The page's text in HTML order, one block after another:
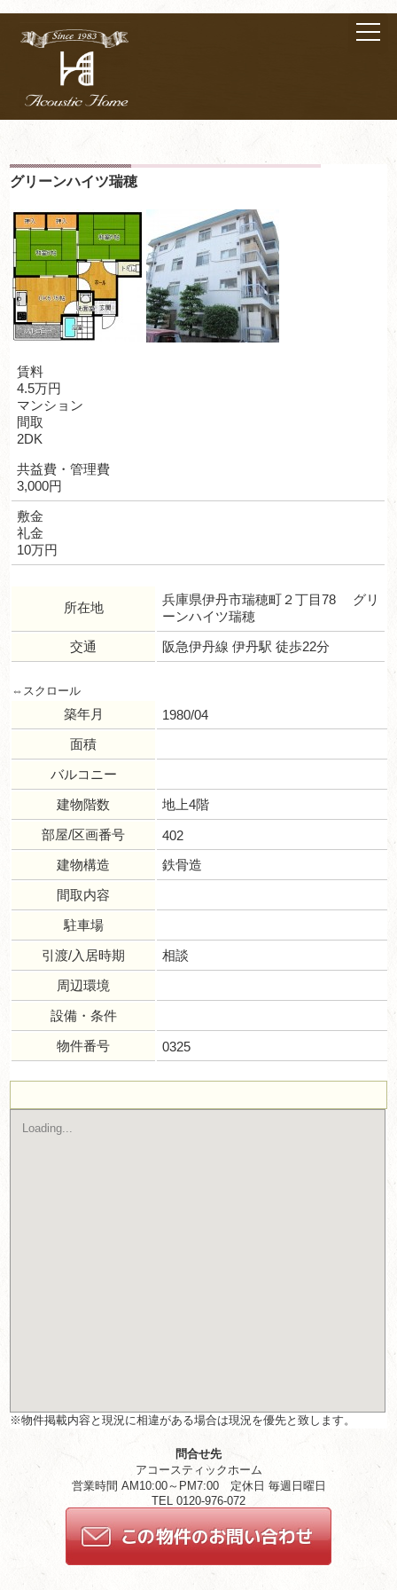
グリーンハイツ瑞穂
賃料
4.5万円
マンション
間取
2DK
共益費・管理費
3,000円
敷金
礼金
10万円
所在地
兵庫県伊丹市瑞穂町２丁目78 グリ
ーンハイツ瑞穂
交通
阪急伊丹線 伊丹駅 徒歩22分
築年月
1980/04
面積
バルコニー
建物階数
地上4階
部屋/区画番号
402
建物構造
鉄骨造
間取内容
駐車場
引渡/入居時期
相談
周辺環境
設備・条件
物件番号
0325
Loading...
※物件掲載内容と現況に相違がある場合は現況を優先と致します。
問合せ先
アコースティックホーム
営業時間 AM10:00～PM7:00 定休日 毎週日曜日
TEL 0120-976-072